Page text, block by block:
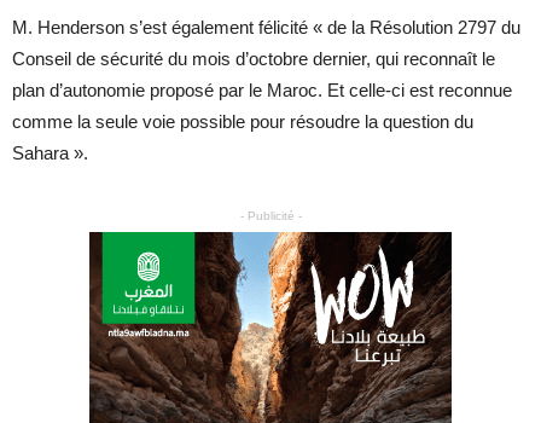
M. Henderson s’est également félicité « de la Résolution 2797 du
Conseil de sécurité du mois d’octobre dernier, qui reconnaît le
plan d’autonomie proposé par le Maroc. Et celle-ci est reconnue
comme la seule voie possible pour résoudre la question du
Sahara ».
- Publicité -